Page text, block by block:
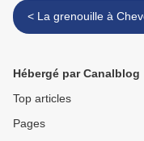
< La grenouille à
Hébergé par Canalblog
Top articles
Pages